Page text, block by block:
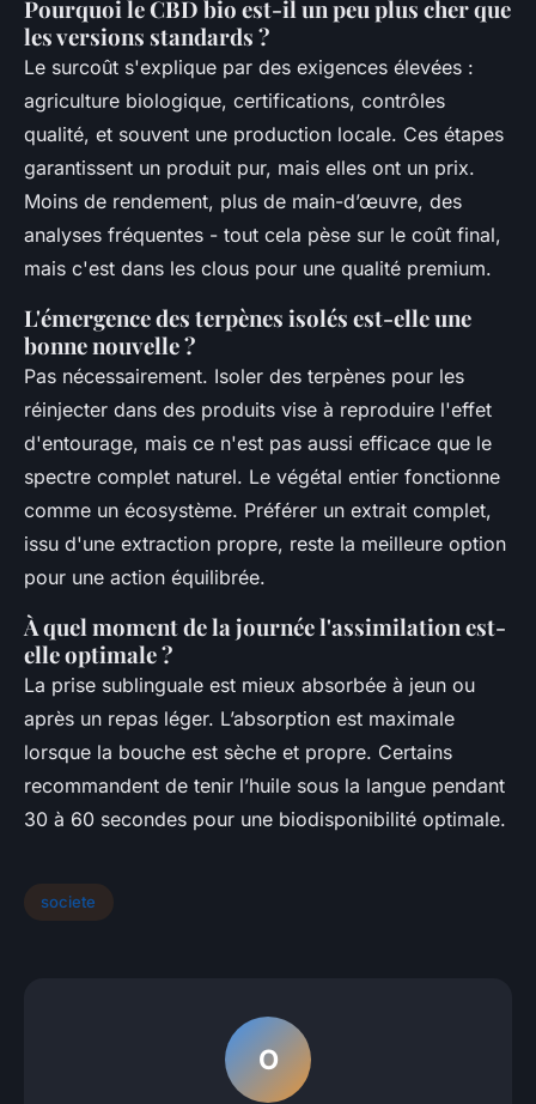
Pourquoi le CBD bio est-il un peu plus cher que
les versions standards ?
Le surcoût s'explique par des exigences élevées :
agriculture biologique, certifications, contrôles
qualité, et souvent une production locale. Ces étapes
garantissent un produit pur, mais elles ont un prix.
Moins de rendement, plus de main-d’œuvre, des
analyses fréquentes - tout cela pèse sur le coût final,
mais c'est dans les clous pour une qualité premium.
L'émergence des terpènes isolés est-elle une
bonne nouvelle ?
Pas nécessairement. Isoler des terpènes pour les
réinjecter dans des produits vise à reproduire l'effet
d'entourage, mais ce n'est pas aussi efficace que le
spectre complet naturel. Le végétal entier fonctionne
comme un écosystème. Préférer un extrait complet,
issu d'une extraction propre, reste la meilleure option
pour une action équilibrée.
À quel moment de la journée l'assimilation est-
elle optimale ?
La prise sublinguale est mieux absorbée à jeun ou
après un repas léger. L’absorption est maximale
lorsque la bouche est sèche et propre. Certains
recommandent de tenir l’huile sous la langue pendant
30 à 60 secondes pour une biodisponibilité optimale.
societe
O